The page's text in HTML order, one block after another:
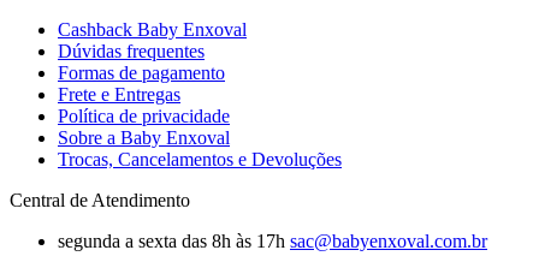
Cashback Baby Enxoval
Dúvidas frequentes
Formas de pagamento
Frete e Entregas
Política de privacidade
Sobre a Baby Enxoval
Trocas, Cancelamentos e Devoluções
Central de Atendimento
segunda a sexta das 8h às 17h sac@babyenxoval.com.br